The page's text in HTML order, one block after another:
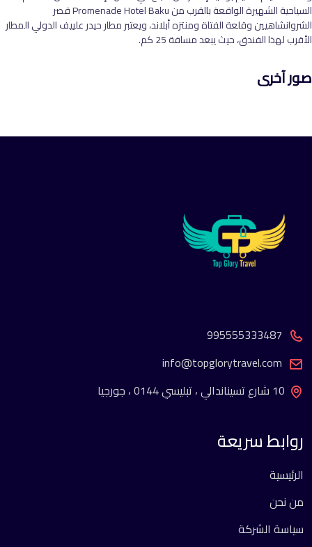
السياحية الشهيرة الواقعة بالقرب من Promenade Hotel Baku قصر
الشروانشاهيين وقلعة الفتاة ومنتزه أبلاند، ويعتبر مطار حيدر علييف الدولي المطار
الأقرب لهذا الفندق، حيث يبعد مسافة 25 كم.
صور آخرى
995555333487
info@topglorytravel.com
10 شارع تسيناندالي ، تبليسي 0144 ، جورجيا
روابط سريعة
الرئيسية
من نحن
سياسة الشركة